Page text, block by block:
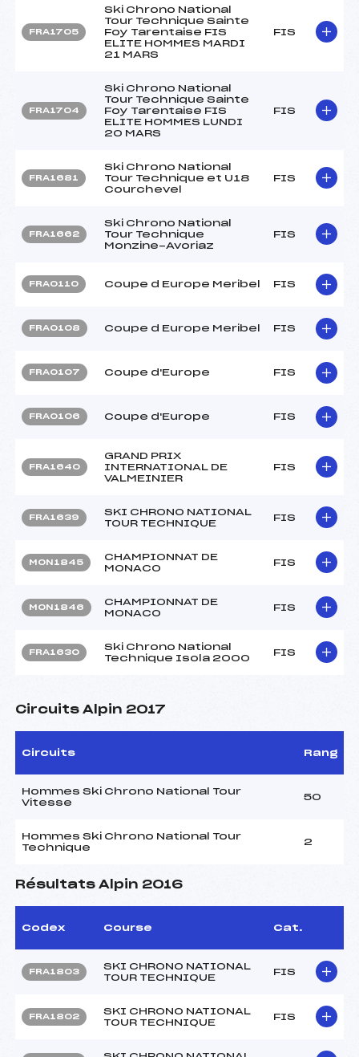
FRA1705
Ski Chrono National
Tour Technique Sainte
Foy Tarentaise FIS
ELITE HOMMES MARDI
21 MARS
FIS
FRA1704
Ski Chrono National
Tour Technique Sainte
Foy Tarentaise FIS
ELITE HOMMES LUNDI
20 MARS
FIS
FRA1681
Ski Chrono National
Tour Technique et U18
Courchevel
FIS
FRA1662
Ski Chrono National
Tour Technique
Monzine-Avoriaz
FIS
FRA0110 Coupe d Europe Meribel FIS
FRA0108 Coupe d Europe Meribel FIS
FRA0107 Coupe d'Europe FIS
FRA0106 Coupe d'Europe FIS
FRA1640
GRAND PRIX
INTERNATIONAL DE
VALMEINIER
FIS
FRA1639
SKI CHRONO NATIONAL
TOUR TECHNIQUE
FIS
MON1845
CHAMPIONNAT DE
MONACO
FIS
MON1846
CHAMPIONNAT DE
MONACO
FIS
FRA1630
Ski Chrono National
Technique Isola 2000
FIS
Circuits Alpin 2017
Circuits Rang
Hommes Ski Chrono National Tour
Vitesse
50
Hommes Ski Chrono National Tour
Technique
2
Résultats Alpin 2016
Codex Course Cat.
FRA1803
SKI CHRONO NATIONAL
TOUR TECHNIQUE
FIS
FRA1802
SKI CHRONO NATIONAL
TOUR TECHNIQUE
FIS